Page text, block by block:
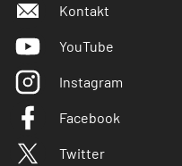
Kontakt
YouTube
Instagram
Facebook
Twitter